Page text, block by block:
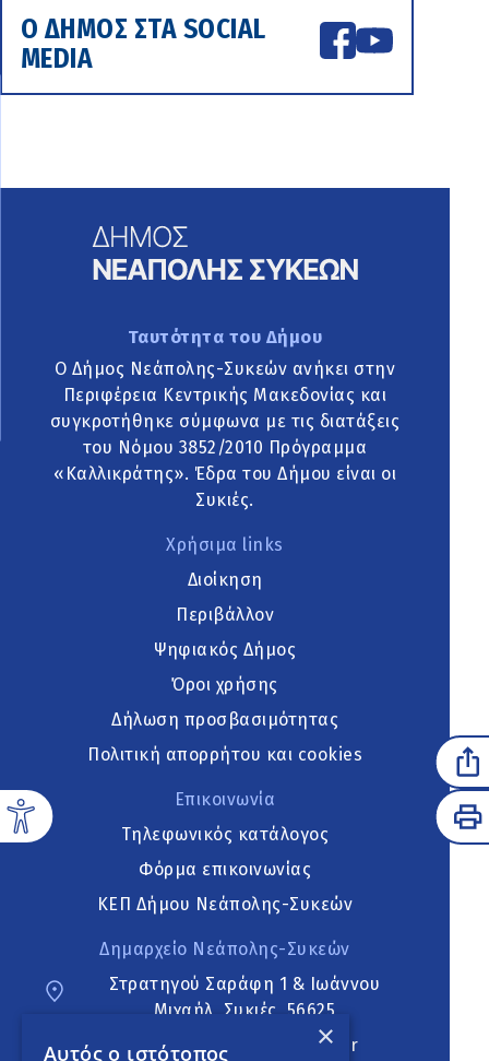
Ο ΔΗΜΟΣ ΣΤΑ SOCIAL
MEDIA
Ταυτότητα του Δήμου
Ο Δήμος Νεάπολης-Συκεών ανήκει στην
Περιφέρεια Κεντρικής Μακεδονίας και
συγκροτήθηκε σύμφωνα με τις διατάξεις
του Νόμου 3852/2010 Πρόγραμμα
«Καλλικράτης». Έδρα του Δήμου είναι οι
Συκιές.
Χρήσιμα links
Διοίκηση
Περιβάλλον
Ψηφιακός Δήμος
Όροι χρήσης
Δήλωση προσβασιμότητας
Πολιτική απορρήτου και cookies
Επικοινωνία
Τηλεφωνικός κατάλογος
Φόρμα επικοινωνίας
ΚΕΠ Δήμου Νεάπολης-Συκεών
Δημαρχείο Νεάπολης-Συκεών
Στρατηγού Σαράφη 1 & Ιωάννου
Μιχαήλ, Συκιές, 56625
neapoli.sykies@ddt.gov.gr
×
Αυτός ο ιστότοπος